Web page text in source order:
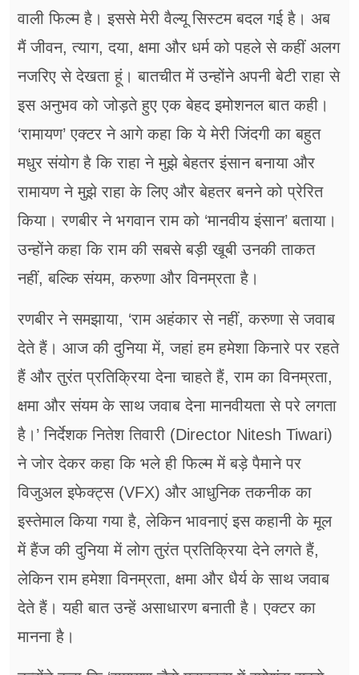
वाली फिल्म है। इससे मेरी वैल्यू सिस्टम बदल गई है। अब
मैं जीवन, त्याग, दया, क्षमा और धर्म को पहले से कहीं अलग
नजरिए से देखता हूं। बातचीत में उन्होंने अपनी बेटी राहा से
इस अनुभव को जोड़ते हुए एक बेहद इमोशनल बात कही।
‘रामायण’ एक्टर ने आगे कहा कि ये मेरी जिंदगी का बहुत
मधुर संयोग है कि राहा ने मुझे बेहतर इंसान बनाया और
रामायण ने मुझे राहा के लिए और बेहतर बनने को प्रेरित
किया। रणबीर ने भगवान राम को ‘मानवीय इंसान’ बताया।
उन्होंने कहा कि राम की सबसे बड़ी खूबी उनकी ताकत
नहीं, बल्कि संयम, करुणा और विनम्रता है।
रणबीर ने समझाया, ‘राम अहंकार से नहीं, करुणा से जवाब
देते हैं। आज की दुनिया में, जहां हम हमेशा किनारे पर रहते
हैं और तुरंत प्रतिक्रिया देना चाहते हैं, राम का विनम्रता,
क्षमा और संयम के साथ जवाब देना मानवीयता से परे लगता
है।’ निर्देशक नितेश तिवारी (Director Nitesh Tiwari)
ने जोर देकर कहा कि भले ही फिल्म में बड़े पैमाने पर
विजुअल इफेक्ट्स (VFX) और आधुनिक तकनीक का
इस्तेमाल किया गया है, लेकिन भावनाएं इस कहानी के मूल
में हैंज की दुनिया में लोग तुरंत प्रतिक्रिया देने लगते हैं,
लेकिन राम हमेशा विनम्रता, क्षमा और धैर्य के साथ जवाब
देते हैं। यही बात उन्हें असाधारण बनाती है। एक्टर का
मानना है।